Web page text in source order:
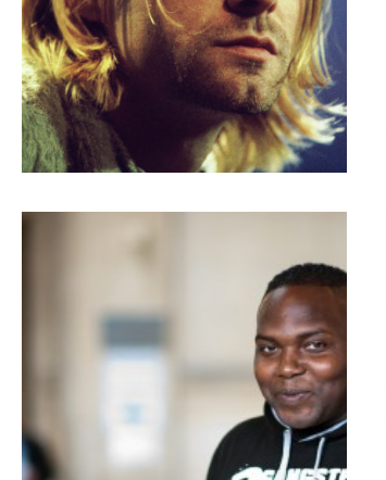
Frances Bean Cobain se
MARIE-MICHELLE·10 AVRIL 2015